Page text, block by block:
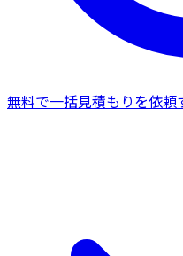
無料で一括見積もりを依頼